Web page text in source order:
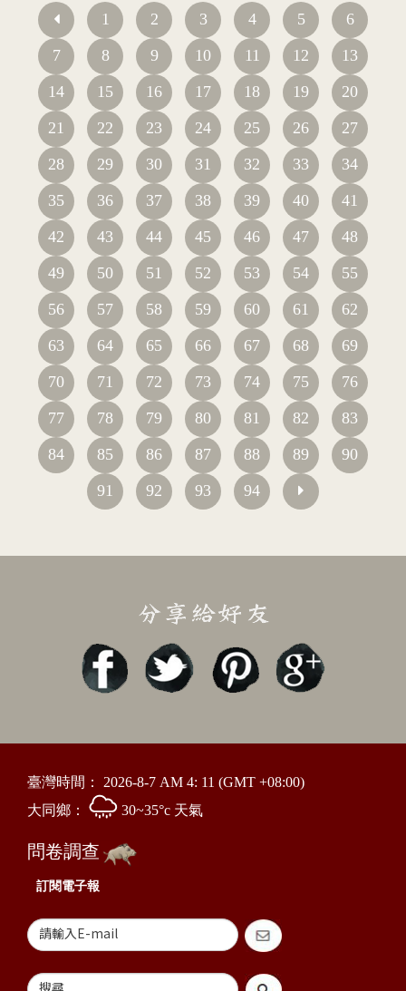
1 2 3 4 5
6
7
8 9 10 11 12
13
14
15 16 17 18 19
20
21
22 23 24 25 26
27
28
29 30 31 32 33
34
35
36 37 38 39 40
41
42
43 44 45 46 47
48
49
50 51 52 53 54
55
56
57 58 59 60 61
62
63
64 65 66 67 68
69
70
71 72 73 74 75
76
77
78 79 80 81 82
83
84
85 86 87 88 89
90
91
92 93 94
臺灣時間： 2026-8-7 AM 4: 11 (GMT +08:00)
大同鄉：
30~35°c 天氣
問卷調查
訂閱電子報